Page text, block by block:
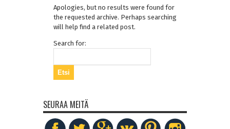
Apologies, but no results were found for
the requested archive. Perhaps searching
will help find a related post.
Search for:
SEURAA MEITÄ